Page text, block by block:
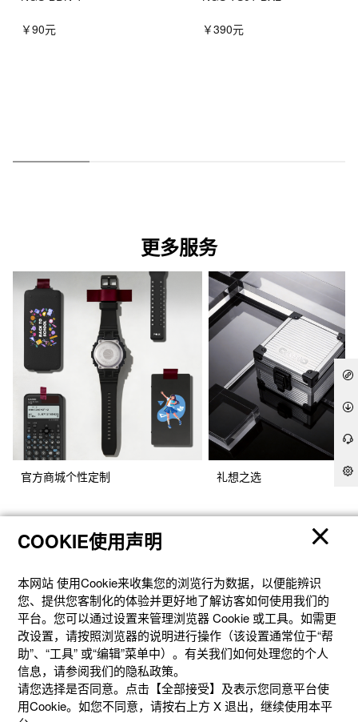
￥90元 ￥390元
更多服务
官方商城个性定制 礼想之选
产品
COOKIE使用声明
本网站 使⽤Cookie来收集您的浏览⾏为数据，以便能辨识
您、提供您客制化的体验并更好地了解访客如何使⽤我们的
平台。您可以通过设置来管理浏览器 Cookie 或⼯具。如需更
改设置，请按照浏览器的说明进⾏操作（该设置通常位于“帮
助”、“⼯具” 或“编辑”菜单中）。有关我们如何处理您的个⼈
信息，请参阅我们的隐私政策。
请您选择是否同意。点击【全部接受】及表示您同意平台使
用Cookie。如您不同意，请按右上⽅ X 退出，继续使⽤本平